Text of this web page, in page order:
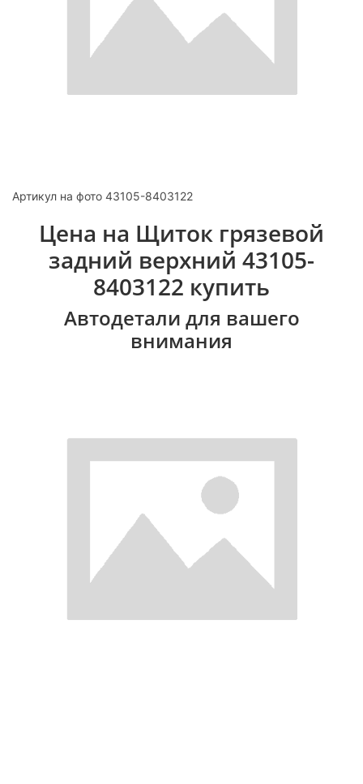
Артикул на фото 43105-8403122
Цена на Щиток грязевой
задний верхний 43105-
8403122 купить
Автодетали для вашего
внимания